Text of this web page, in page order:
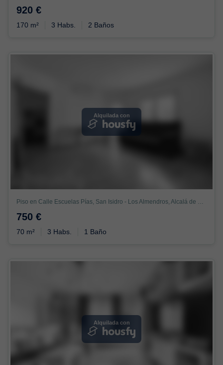
920 €
170 m² 3 Habs. 2 Baños
Alquilada con
Piso en Calle Escuelas Pías, San Isidro - Los Almendros, Alcalá de Henares
750 €
70 m² 3 Habs. 1 Baño
Alquilada con